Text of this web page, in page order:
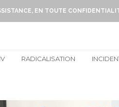
EN TOUTE
RADICALISATION